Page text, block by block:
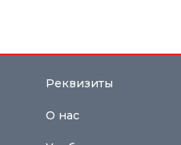
Реквизиты
О нас